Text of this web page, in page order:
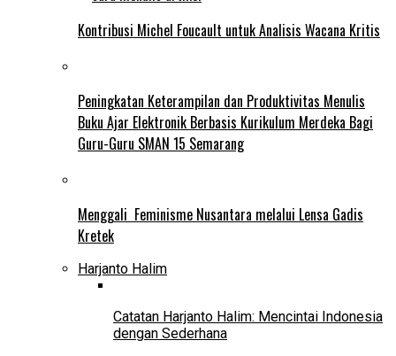
Kontribusi Michel Foucault untuk Analisis Wacana Kritis
Peningkatan Keterampilan dan Produktivitas Menulis
Buku Ajar Elektronik Berbasis Kurikulum Merdeka Bagi
Guru-Guru SMAN 15 Semarang
Menggali Feminisme Nusantara melalui Lensa Gadis
Kretek
Harjanto Halim
Catatan Harjanto Halim: Mencintai Indonesia
dengan Sederhana